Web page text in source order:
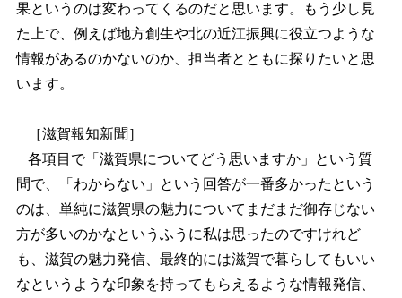
果というのは変わってくるのだと思います。もう少し見
た上で、例えば地方創生や北の近江振興に役立つような
情報があるのかないのか、担当者とともに探りたいと思
います。
［滋賀報知新聞］
各項目で「滋賀県についてどう思いますか」という質
問で、「わからない」という回答が一番多かったという
のは、単純に滋賀県の魅力についてまだまだ御存じない
方が多いのかなというふうに私は思ったのですけれど
も、滋賀の魅力発信、最終的には滋賀で暮らしてもいい
なというような印象を持ってもらえるような情報発信、